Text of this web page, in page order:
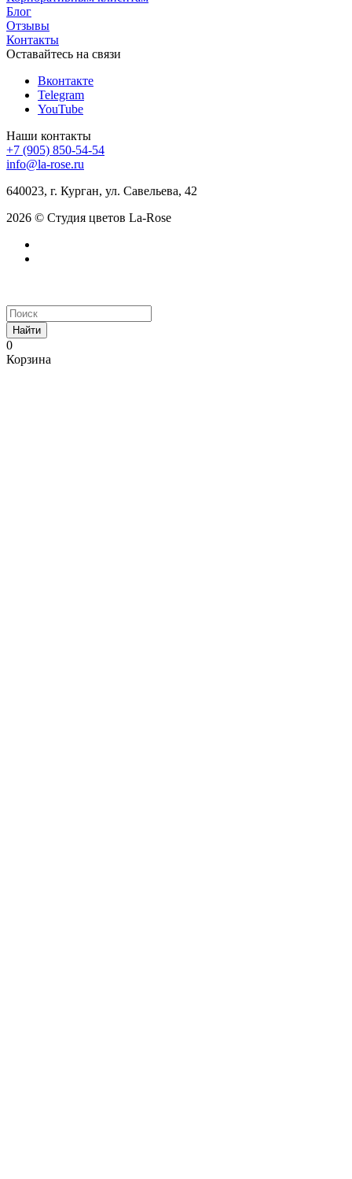
Блог
Отзывы
Контакты
Оставайтесь на связи
Вконтакте
Telegram
YouTube
Наши контакты
+7 (905) 850-54-54
info@la-rose.ru
640023, г. Курган, ул. Савельева, 42
2026 © Студия цветов La-Rose
Найти
0
Корзина